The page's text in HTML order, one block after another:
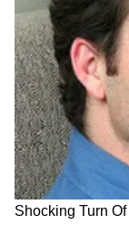
दूर ठेवा.
4
6